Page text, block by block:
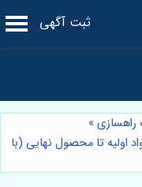
ثبت آگهی
راهسازی»
اولیه تا محصول نهایی (با